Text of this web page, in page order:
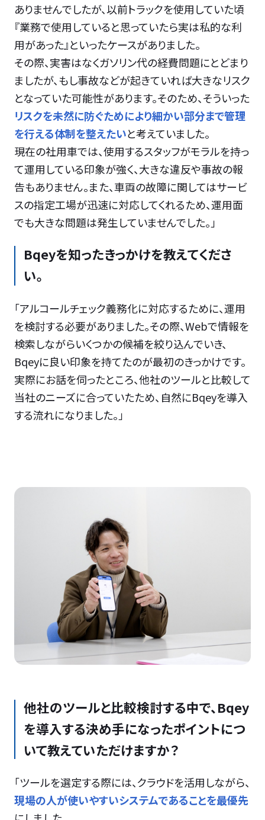
ありませんでしたが、以前トラックを使用していた頃
『業務で使用していると思っていたら実は私的な利
用があった』といったケースがありました。
その際、実害はなくガソリン代の経費問題にとどまり
ましたが、もし事故などが起きていれば大きなリスク
となっていた可能性があります。そのため、そういった
リスクを未然に防ぐためにより細かい部分まで管理
を行える体制を整えたいと考えていました。
現在の社用車では、使用するスタッフがモラルを持っ
て運用している印象が強く、大きな違反や事故の報
告もありません。また、車両の故障に関してはサービ
スの指定工場が迅速に対応してくれるため、運用面
でも大きな問題は発生していませんでした。」
Bqeyを知ったきっかけを教えてくださ
い。
「アルコールチェック義務化に対応するために、運用
を検討する必要がありました。その際、Webで情報を
検索しながらいくつかの候補を絞り込んでいき、
Bqeyに良い印象を持てたのが最初のきっかけです。
実際にお話を伺ったところ、他社のツールと比較して
当社のニーズに合っていたため、自然にBqeyを導入
する流れになりました。」
他社のツールと比較検討する中で、Bqey
を導入する決め手になったポイントにつ
いて教えていただけますか？
「ツールを選定する際には、クラウドを活用しながら、
現場の人が使いやすいシステムであることを最優先